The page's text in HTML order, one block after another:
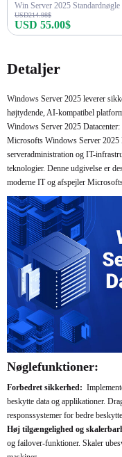
Win Server 2025 Standardnøgle
USD214.98$
USD 55.00$
Detaljer
Windows Server 2025 leverer
højtydende, AI-kompatibel
Windows Server 2025
Microsofts Windows Server 2025
serveradministration og IT-
teknologier. Denne udgivelse er
moderne IT og afspejler
Nøglefunktioner:
Forbedret sikkerhed:
beskytte data og applikationer.
responssystemer for bedre
Høj tilgængelighed og
og failover-funktioner. Skaler